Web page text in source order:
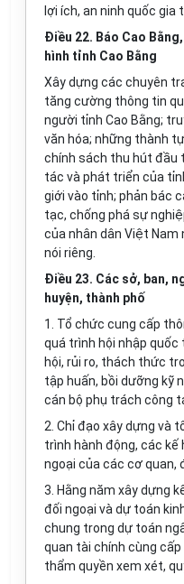
lợi ích, an ninh quốc gia
Điều 22. Báo Cao
hình tỉnh Cao Bằng
Xây dựng các chuyên
tăng cường thông tin
người tỉnh Cao Bằng;
văn hóa; những thành
chính sách thu hút đầu
tác và phát triển của t
giới vào tỉnh; phản bác
tạc, chống phá sự
của nhân dân Việt Nam
nói riêng.
Điều 23. Các sở, ban,
huyện, thành phố
1. Tổ chức cung cấp
quá trình hội nhập
hội, rủi ro, thách thức
tập huấn, bồi dưỡng kỹ
cán bộ phụ trách công
2. Chỉ đạo xây dựng và
trình hành động, các kế
ngoại của các cơ quan,
3. Hằng năm xây dựng
đối ngoại và dự toán
chung trong dự toán
quan tài chính cùng cấp
thẩm quyền xem xét,